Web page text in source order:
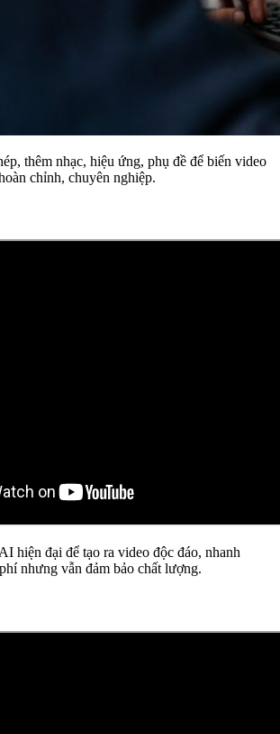
thêm nhạc, hiệu ứng, phụ đề để biến video
chỉnh, chuyên nghiệp.
hiện đại để tạo ra video độc đáo, nhanh
nhưng vẫn đảm bảo chất lượng.